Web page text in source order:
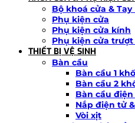
Bộ khoá cửa &
Phụ kiện cửa
Phụ kiện cửa kính
Phụ kiện cửa trượt
THIẾT BỊ VỆ SINH
Bàn cầu
Bàn cầu 1
Bàn cầu 2
Bàn cầu
Nắp điện tử
Vòi xịt